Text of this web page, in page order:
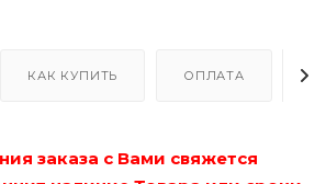
КАК КУПИТЬ ОПЛАТА
заказа с Вами свяжется